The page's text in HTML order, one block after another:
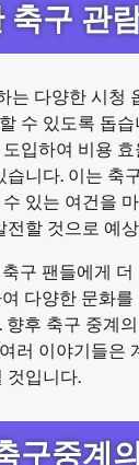
축구 관
는 다양한 시청
수 있도록 돕
입하여 비용
습니다. 이는 축
있는 여건을
전할 것으로 예
구 팬들에게
다양한 문화
후 축구 중계
러 이야기들은
것입니다.
구중계